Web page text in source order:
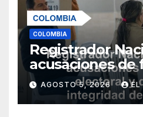
COLOMBIA
Registrador
acusaciones de
electoral y
integridad del
democrático
AGOSTO 5, 2026 EL